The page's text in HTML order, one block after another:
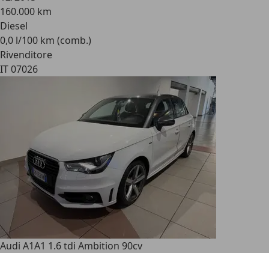
160.000 km
Diesel
0,0 l/100 km (comb.)
Rivenditore
IT 07026
Audi A1A1 1.6 tdi Ambition 90cv